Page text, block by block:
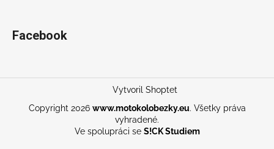
Facebook
Vytvoril Shoptet
Copyright 2026 www.motokolobezky.eu. Všetky práva
vyhradené.
Ve spolupráci se S!CK Studiem